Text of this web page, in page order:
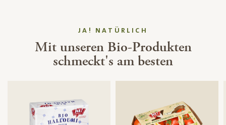
JA! NATÜRLICH
Mit unseren Bio-Produkten
schmeckt's am besten